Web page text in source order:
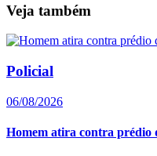
Veja também
Policial
06/08/2026
Homem atira contra prédio